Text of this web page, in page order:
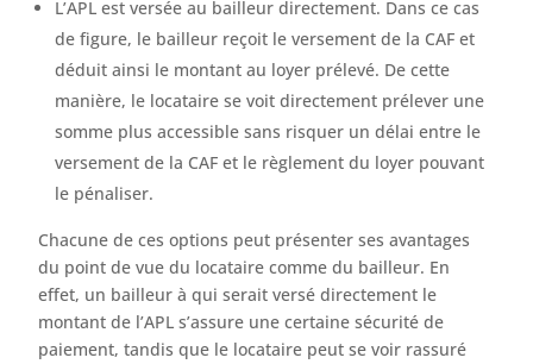
L’APL est versée au bailleur directement. Dans ce cas
de figure, le bailleur reçoit le versement de la CAF et
déduit ainsi le montant au loyer prélevé. De cette
manière, le locataire se voit directement prélever une
somme plus accessible sans risquer un délai entre le
versement de la CAF et le règlement du loyer pouvant
le pénaliser.
Chacune de ces options peut présenter ses avantages
du point de vue du locataire comme du bailleur. En
effet, un bailleur à qui serait versé directement le
montant de l’APL s’assure une certaine sécurité de
paiement, tandis que le locataire peut se voir rassuré